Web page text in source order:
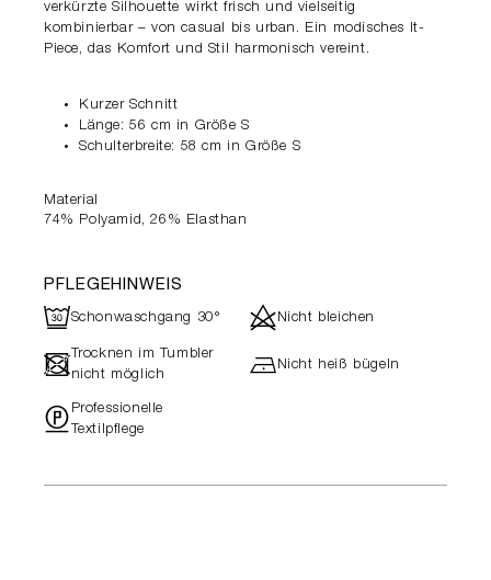
verkürzte Silhouette wirkt frisch und vielseitig
kombinierbar – von casual bis urban. Ein modisches It-
Piece, das Komfort und Stil harmonisch vereint.
Kurzer Schnitt
Länge: 56 cm in Größe S
Schulterbreite: 58 cm in Größe S
Material
74% Polyamid, 26% Elasthan
PFLEGEHINWEIS
RSchonwaschgang 30° dNicht bleichen
- Trocknen im Tumbler
nicht möglich
hNicht heiß bügeln
"Professionelle
Textilpflege